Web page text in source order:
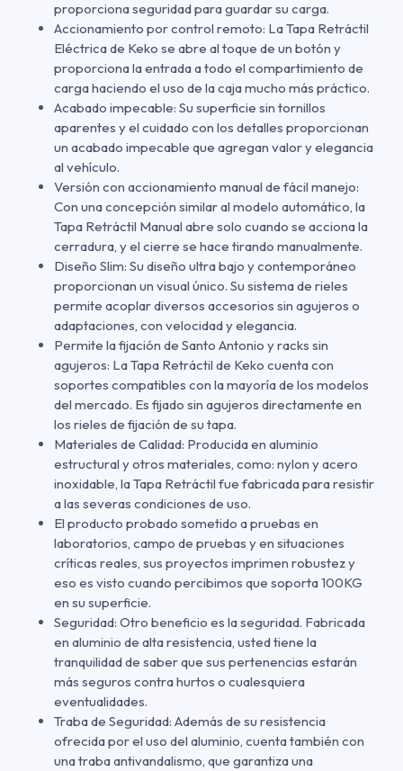
proporciona seguridad para guardar su carga.
Accionamiento por control remoto: La Tapa Retráctil
Eléctrica de Keko se abre al toque de un botón y
proporciona la entrada a todo el compartimiento de
carga haciendo el uso de la caja mucho más práctico.
Acabado impecable: Su superficie sin tornillos
aparentes y el cuidado con los detalles proporcionan
un acabado impecable que agregan valor y elegancia
al vehículo.
Versión con accionamiento manual de fácil manejo:
Con una concepción similar al modelo automático, la
Tapa Retráctil Manual abre solo cuando se acciona la
cerradura, y el cierre se hace tirando manualmente.
Diseño Slim: Su diseño ultra bajo y contemporáneo
proporcionan un visual único. Su sistema de rieles
permite acoplar diversos accesorios sin agujeros o
adaptaciones, con velocidad y elegancia.
Permite la fijación de Santo Antonio y racks sin
agujeros: La Tapa Retráctil de Keko cuenta con
soportes compatibles con la mayoría de los modelos
del mercado. Es fijado sin agujeros directamente en
los rieles de fijación de su tapa.
Materiales de Calidad: Producida en aluminio
estructural y otros materiales, como: nylon y acero
inoxidable, la Tapa Retráctil fue fabricada para resistir
a las severas condiciones de uso.
El producto probado sometido a pruebas en
laboratorios, campo de pruebas y en situaciones
críticas reales, sus proyectos imprimen robustez y
eso es visto cuando percibimos que soporta 100KG
en su superficie.
Seguridad: Otro beneficio es la seguridad. Fabricada
en aluminio de alta resistencia, usted tiene la
tranquilidad de saber que sus pertenencias estarán
más seguros contra hurtos o cualesquiera
eventualidades.
Traba de Seguridad: Además de su resistencia
ofrecida por el uso del aluminio, cuenta también con
una traba antivandalismo, que garantiza una